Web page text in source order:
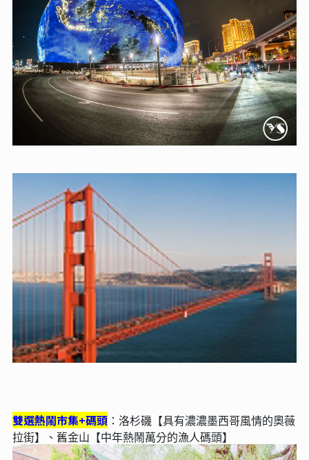
雙選熱鬧市集+碼頭：洛杉磯【具有濃濃墨西哥風情的奧薇
拉街】、舊金山【中年熱鬧萬分的漁人碼頭】